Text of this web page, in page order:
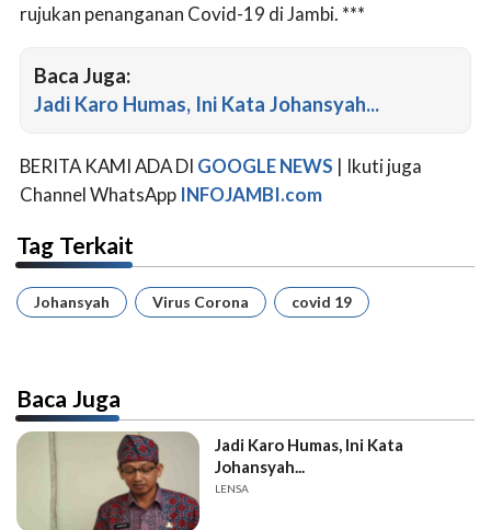
rujukan penanganan Covid-19 di Jambi. ***
Baca Juga:
Jadi Karo Humas, Ini Kata Johansyah...
BERITA KAMI ADA DI GOOGLE NEWS | Ikuti juga
Channel WhatsApp INFOJAMBI.com
Tag Terkait
Johansyah Virus Corona covid 19
Baca Juga
Jadi Karo Humas, Ini Kata
Johansyah...
LENSA